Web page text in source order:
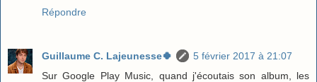
Répondre
Guillaume C. Lajeunesse🍀
5 février 2017 à 21:07
Sur Google Play Music, quand j'écoutais son album, les